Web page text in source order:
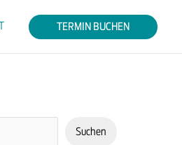
TERMIN BUCHEN
Suchen